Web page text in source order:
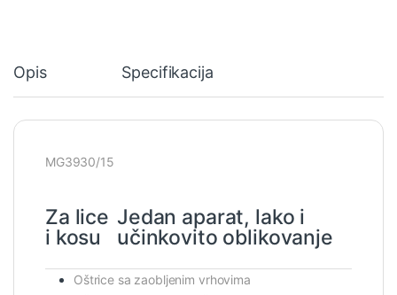
Opis Specifikacija
MG3930/15
Za lice
i kosu
Jedan aparat, lako i
učinkovito oblikovanje
Oštrice sa zaobljenim vrhovima